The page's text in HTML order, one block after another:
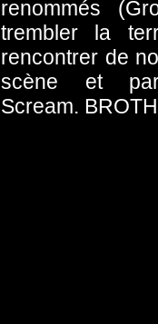
renommés
trembler la
rencontrer de
scène et
Scream.